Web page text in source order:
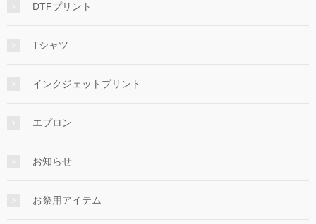
DTFプリント
Tシャツ
インクジェットプリント
エプロン
お知らせ
お祭用アイテム